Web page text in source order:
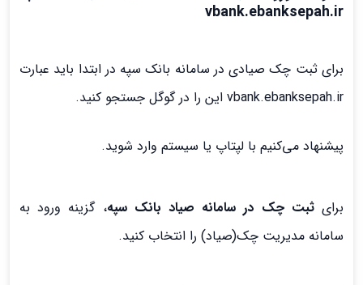
vbank.ebanksepah.ir
برای ثبت چک صیادی در سامانه بانک سپه در ابتدا باید عبارت
vbank.ebanksepah.ir این را در گوگل جستجو کنید.
پیشنهاد می‌کنیم با لپتاپ یا سیستم وارد شوید.
برایثبت چک در سامانه صیاد بانک سپه، گزینه ورود به
سامانه مدیریت چک(صیاد) را انتخاب کنید.